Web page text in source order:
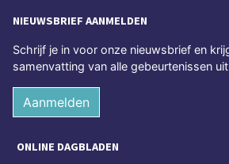
NIEUWSBRIEF AANMELDEN
Schrijf je in voor onze nieuwsbrief en
samenvatting van alle gebeurtenissen
Aanmelden
ONLINE DAGBLADEN